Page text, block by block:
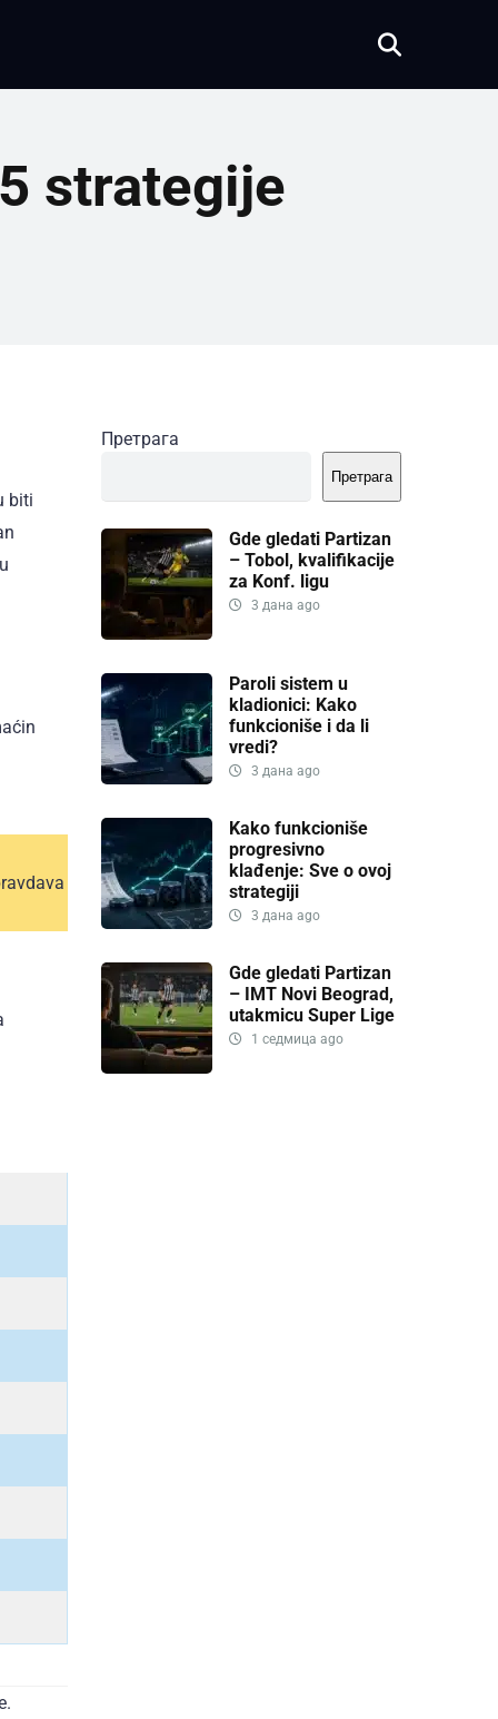
strategije
biti
Претрага
Претрага
Gde gledati Partizan
– Tobol, kvalifikacije
za Konf. ligu
3 дана ago
Paroli sistem u
kladionici: Kako
funkcioniše i da li
vredi?
3 дана ago
Kako funkcioniše
progresivno
klađenje: Sve o ovoj
strategiji
3 дана ago
Gde gledati Partizan
– IMT Novi Beograd,
utakmicu Super Lige
1 седмица ago